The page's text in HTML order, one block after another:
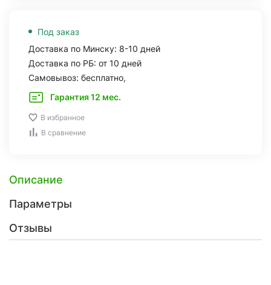
Под заказ
Доставка по Минску: 8-10 дней
Доставка по РБ: от 10 дней
Самовывоз: бесплатно,
Гарантия 12 мес.
В избранное
В сравнение
Описание
Параметры
Отзывы